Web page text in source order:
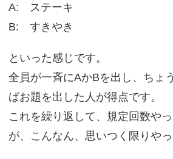
A: ステーキ
B: すきやき
といった感じです。
全員が一斉にAかBを出し、ちょ
ばお題を出した人が得点です。
これを繰り返して、規定回数やっ
が、こんなん、思いつく限りやっ